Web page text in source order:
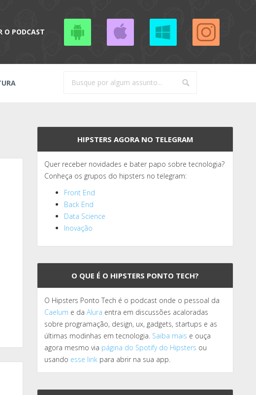
O PODCAST
HIPSTERS AGORA NO TELEGRAM
Quer receber novidades e bater papo sobre tecnologia?
Conheça os grupos do hipsters no telegram:
Front End
Back End
Data Science
Inovação
O QUE É O HIPSTERS PONTO TECH?
O Hipsters Ponto Tech é o podcast onde o pessoal da
Caelum e daAlura entra em discussões acaloradas
sobre programação, design, ux, gadgets, startups e as
últimas modinhas em tecnologia. Saiba mais e ouça
agora mesmo via página do Spotify do Hipsters ou
usando esse link para abrir na sua app.